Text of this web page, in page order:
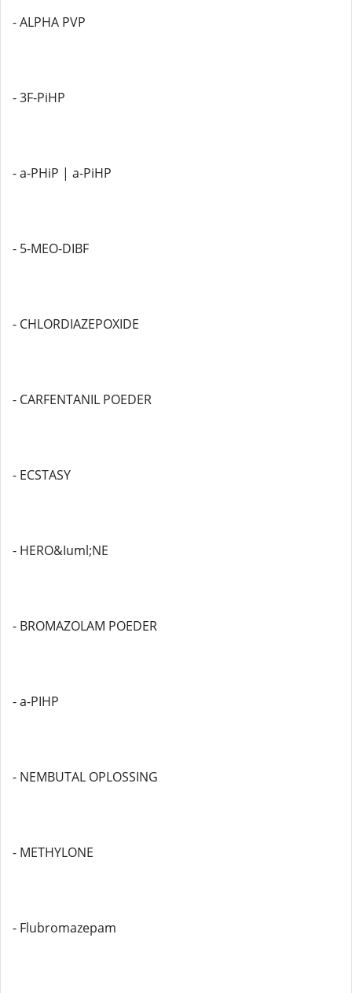
- ALPHA PVP
- 3F-PiHP
- a-PHiP | a-PiHP
- 5-MEO-DIBF
- CHLORDIAZEPOXIDE
- CARFENTANIL POEDER
- ECSTASY
- HERO&Iuml;NE
- BROMAZOLAM POEDER
- a-PIHP
- NEMBUTAL OPLOSSING
- METHYLONE
- Flubromazepam